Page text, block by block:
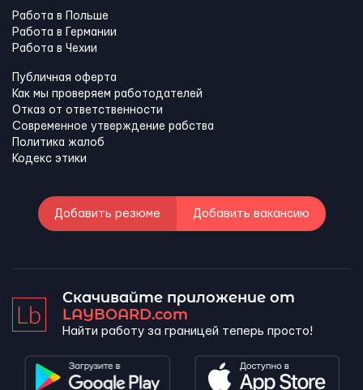
Работа в Польше
Работа в Германии
Работа в Чехии
Публичная оферта
Как мы проверяем работодателей
Отказ от ответственности
Современное утверждение рабства
Политика жалоб
Кодекс этики
Добавить резюме Добавить вакансию
Скачивайте приложение от
LAYBOARD.com
Найти работу за границей теперь просто!